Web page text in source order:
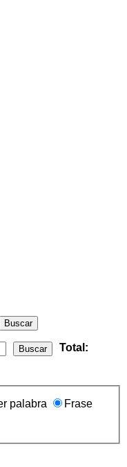
Buscar
Buscar
Total:
palabra
Frase